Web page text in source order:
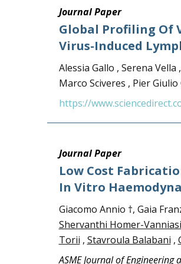
Journal Paper
Global Profiling Of
Virus-Induced
Alessia Gallo , Serena Vella ,
Marco Sciveres , Pier Giulio
https://
Journal Paper
Low Cost
In Vitro
Giacomo Annio †, Gaia
Shervanthi Homer-
Torii , Stavroula Balabani ,
ASME Journal of